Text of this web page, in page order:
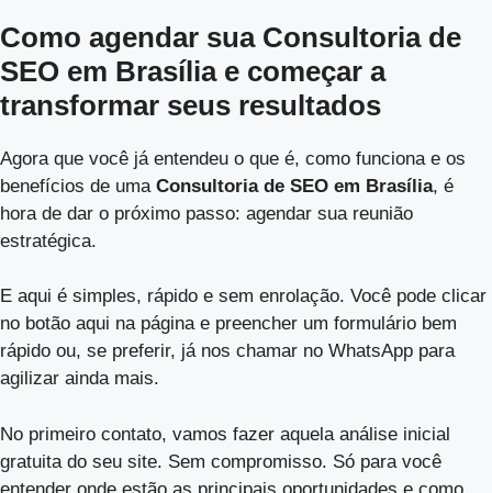
Como agendar sua Consultoria de
SEO em Brasília e começar a
transformar seus resultados
Agora que você já entendeu o que é, como funciona e os
benefícios de uma Consultoria de SEO em Brasília, é
hora de dar o próximo passo: agendar sua reunião
estratégica.
E aqui é simples, rápido e sem enrolação. Você pode clicar
no botão aqui na página e preencher um formulário bem
rápido ou, se preferir, já nos chamar no WhatsApp para
agilizar ainda mais.
No primeiro contato, vamos fazer aquela análise inicial
gratuita do seu site. Sem compromisso. Só para você
entender onde estão as principais oportunidades e como